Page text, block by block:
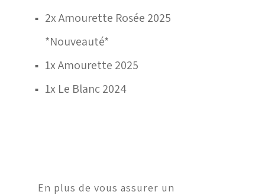
■
2x Amourette Rosée 2025
*Nouveauté*
■ 1x Amourette 2025
■ 1x Le Blanc 2024
En plus de vous assurer un